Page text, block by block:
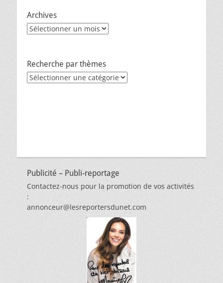
Archives
Archives
Recherche par thèmes
Recherche
Publicité – Publi-reportage
Contactez-nous pour la promotion de vos activités
:
annonceur@lesreportersdunet.com